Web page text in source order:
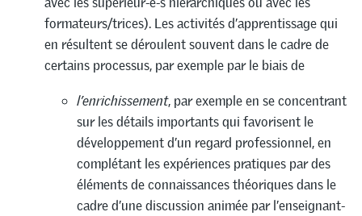
formateurs/trices). Les activités d’apprentissage qui
en résultent se déroulent souvent dans le cadre de
certains processus, par exemple par le biais de
l’enrichissement, par exemple en se concentrant
sur les détails importants qui favorisent le
développement d’un regard professionnel, en
complétant les expériences pratiques par des
éléments de connaissances théoriques dans le
cadre d’une discussion animée par l’enseignant-